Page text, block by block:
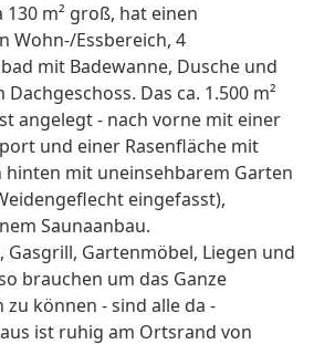
m² groß, hat einen
Wohn-/Essbereich, 4
mit Badewanne, Dusche und
Das ca. 1.500 m²
angelegt - nach vorne mit einer
und einer Rasenfläche mit
hinten mit uneinsehbarem Garten
eingefasst),
Saunaanbau.
Gartenmöbel, Liegen und
brauchen um das Ganze
können - sind alle da -
ist ruhig am Ortsrand von